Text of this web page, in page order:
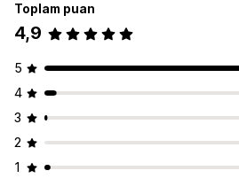
Toplam puan
4,9
5
4
3
2
1